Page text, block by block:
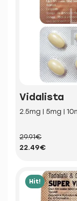
Vidalista
2.5mg | 5mg |
29.91€
22.49€
Hit!